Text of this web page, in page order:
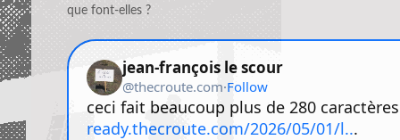
que font-elles ?